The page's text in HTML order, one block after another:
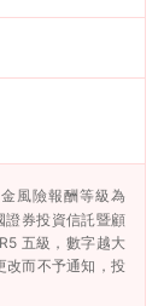
風險報酬等級為
證券投資信託暨顧
五級，數字越大
改而不予通知，投